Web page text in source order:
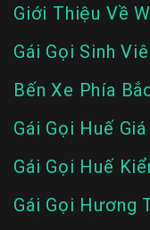
Giới Thiệu Về
Gái Gọi Sinh
Bến Xe Phía
Gái Gọi Huế Giá
Gái Gọi Huế
Gái Gọi Hương